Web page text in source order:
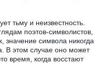
тьму и неизвестность.
поэтов-символистов,
значение символа никогда
В этом случае оно может
время, когда восстают